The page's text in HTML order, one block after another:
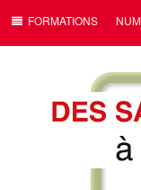
FORMATIONS